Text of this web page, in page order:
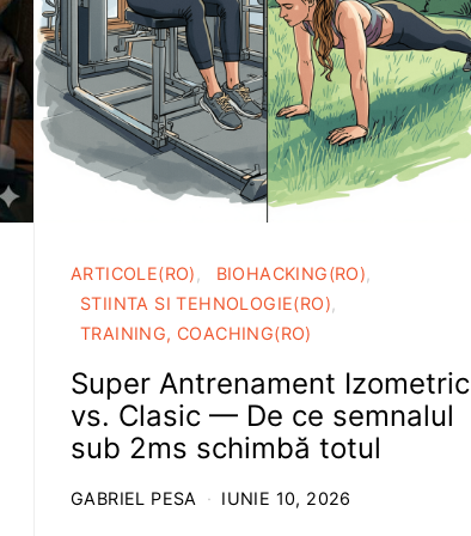
ARTICOLE(RO)
BIOHACKING(RO)
STIINTA SI TEHNOLOGIE(RO)
TRAINING, COACHING(RO)
Super Antrenament Izometric
vs. Clasic — De ce semnalul
sub 2ms schimbă totul
GABRIEL PESA IUNIE 10, 2026